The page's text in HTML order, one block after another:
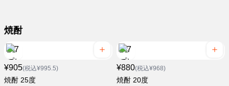
焼酎
¥905(税込¥995.5)
焼酎 25度
¥880(税込¥968)
焼酎 20度